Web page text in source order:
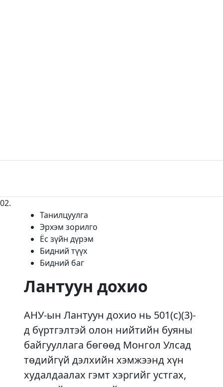
02.
Танилцуулга
Эрхэм зорилго
Ёс зүйн дүрэм
Бидний түүх
Бидний баг
Лантуун дохио
АНУ-ын Лантуун дохио нь 501(c)(3)-
д бүртгэлтэй олон нийтийн буяны
байгууллага бөгөөд Монгол Улсад
төдийгүй дэлхийн хэмжээнд хүн
худалдаалах гэмт хэргийг устгах,